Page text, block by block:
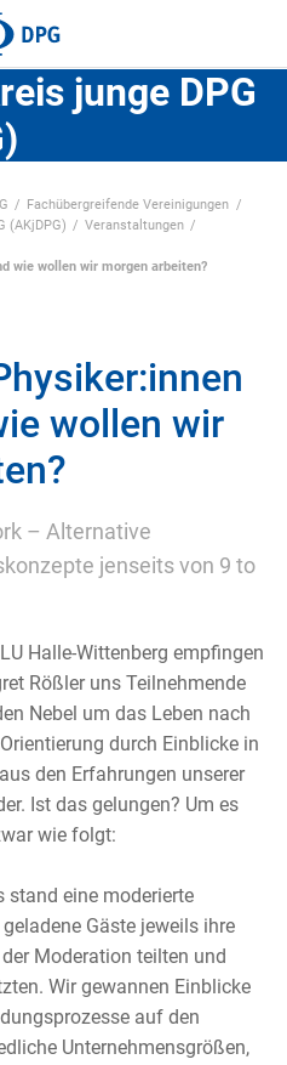
junge DPG
Fachübergreifende Vereinigungen
(AKjDPG)
Veranstaltungen
wie wollen wir morgen arbeiten?
wollen wir
– Alternative
jenseits von 9 to
Halle-Wittenberg empfingen
Rößler uns Teilnehmende
Nebel um das Leben nach
durch Einblicke in
den Erfahrungen unserer
Ist das gelungen? Um es
wie folgt:
stand eine moderierte
Gäste jeweils ihre
Moderation teilten und
Wir gewannen Einblicke
auf den
Unternehmensgrößen,